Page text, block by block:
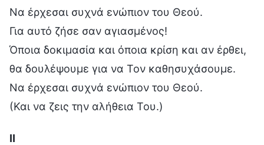
Να έρχεσαι συχνά ενώπιον του Θεού.
Για αυτό ζήσε σαν αγιασμένος!
Όποια δοκιμασία και όποια κρίση και αν έρθει,
θα δουλέψουμε για να Τον καθησυχάσουμε.
Να έρχεσαι συχνά ενώπιον του Θεού.
(Και να ζεις την αλήθεια Του.)
Ⅱ